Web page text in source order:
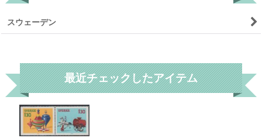
スウェーデン
最近チェックしたアイテム